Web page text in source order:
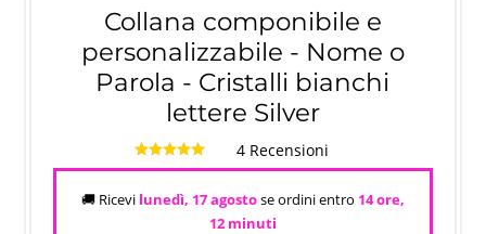
Collana componibile e
personalizzabile - Nome o
Parola - Cristalli bianchi
lettere Silver
4 Recensioni
🚚 Ricevi lunedì, 17 agostose ordini entro 14 ore,
12 minuti